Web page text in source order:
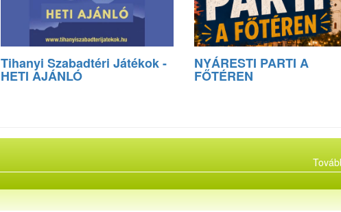
Tihanyi Szabadtéri Játékok -
HETI AJÁNLÓ
NYÁRESTI PARTI A
FŐTÉREN